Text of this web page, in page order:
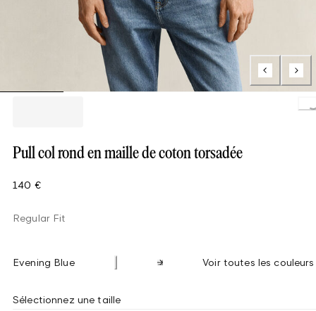
Pull col rond en maille de coton torsadée
140 €
Regular Fit
Evening Blue Voir toutes les couleurs
Sélectionnez une taille